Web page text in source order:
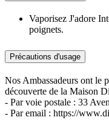
Vaporisez J'adore
poignets.
Précautions d'usage
Nos Ambassadeurs ont le
découverte de la Maison
- Par voie postale : 33
- Par email : https://